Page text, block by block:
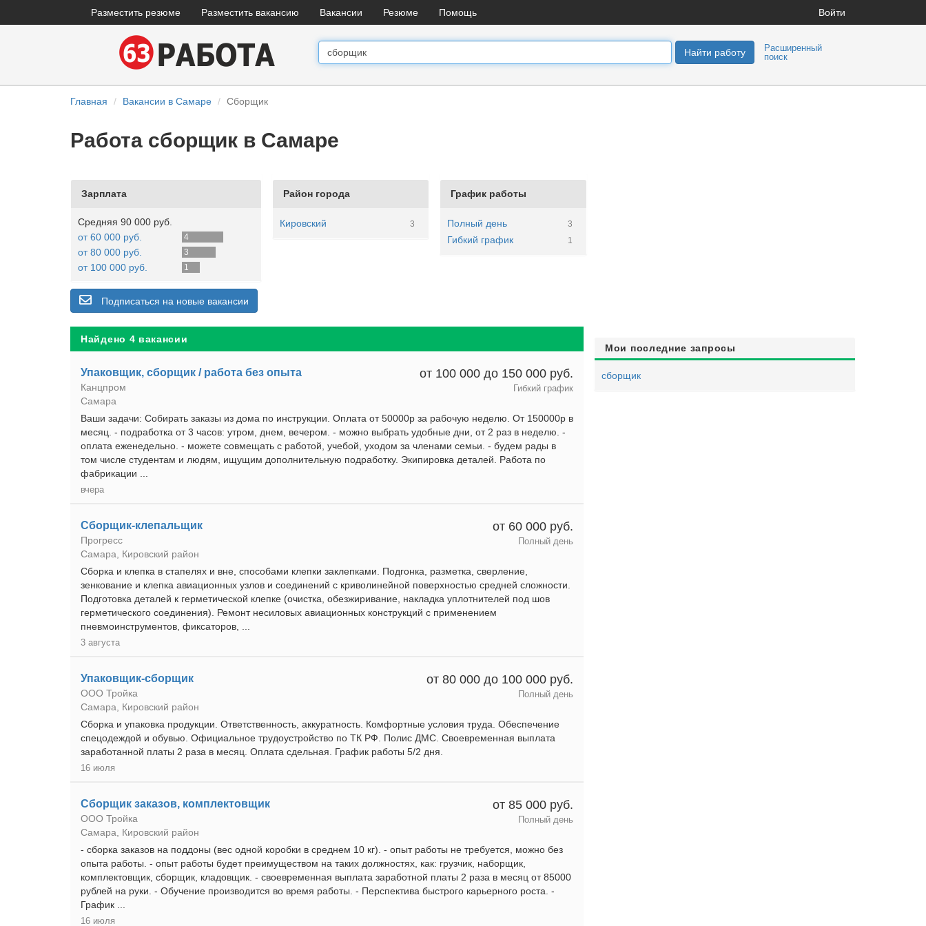
Разместить резюме Разместить вакансию Вакансии Резюме Помощь Войти
Найти работу
Расширенный
поиск
Главная Вакансии в Самаре Сборщик
Работа сборщик в Самаре
Зарплата
Средняя 90 000 руб.
от 60 000 руб.
4
от 80 000 руб. 3
от 100 000 руб. 1
Район города
Кировский 3
График работы
Полный день 3
Гибкий график 1
Подписаться на новые вакансии
Найдено 4 вакансии
Упаковщик, сборщик / работа без опыта
Канцпром
Самара
от 100 000 до 150 000 руб.
Гибкий график
Ваши задачи: Собирать заказы из дома по инструкции. Оплата от 50000р за рабочую неделю. От 150000р в
месяц. - подработка от 3 часов: утром, днем, вечером. - можно выбрать удобные дни, от 2 раз в неделю. -
оплата еженедельно. - можете совмещать с работой, учебой, уходом за членами семьи. - будем рады в
том числе студентам и людям, ищущим дополнительную подработку. Экипировка деталей. Работа по
фабрикации ...
вчера
Сборщик-клепальщик
Прогресс
Самара, Кировский район
от 60 000 руб.
Полный день
Сборка и клепка в стапелях и вне, способами клепки заклепками. Подгонка, разметка, сверление,
зенкование и клепка авиационных узлов и соединений с криволинейной поверхностью средней сложности.
Подготовка деталей к герметической клепке (очистка, обезжиривание, накладка уплотнителей под шов
герметического соединения). Ремонт несиловых авиационных конструкций с применением
пневмоинструментов, фиксаторов, ...
3 августа
Упаковщик-сборщик
ООО Тройка
Самара, Кировский район
от 80 000 до 100 000 руб.
Полный день
Сборка и упаковка продукции. Ответственность, аккуратность. Комфортные условия труда. Обеспечение
спецодеждой и обувью. Официальное трудоустройство по ТК РФ. Полис ДМС. Своевременная выплата
заработанной платы 2 раза в месяц. Оплата сдельная. График работы 5/2 дня.
16 июля
Сборщик заказов, комплектовщик
ООО Тройка
Самара, Кировский район
от 85 000 руб.
Полный день
- сборка заказов на поддоны (вес одной коробки в среднем 10 кг). - опыт работы не требуется, можно без
опыта работы. - опыт работы будет преимуществом на таких должностях, как: грузчик, наборщик,
комплектовщик, сборщик, кладовщик. - cвоевpеменная выплaтa заpабoтнoй платы 2 разa в меcяц oт 85000
рублей на pуки. - Обучение производится вo вpемя работы. - Перспектива быстрого карьерного роста. -
График ...
16 июля
Мои последние запросы
сборщик